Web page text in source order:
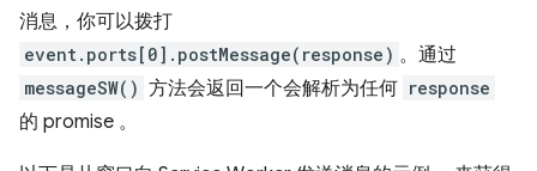
消息，你可以拨打
event.ports[0].postMessage(response) 。通过
messageSW() 方法会返回一个会解析为任何 response
的 promise 。